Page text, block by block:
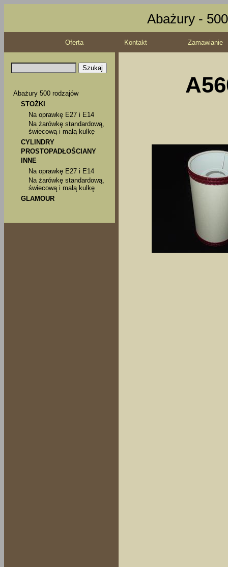
Abażury -
Oferta Kontakt Zamawianie
Abażury 500 rodzajów
STOŻKI
Na oprawkę E27 i E14
Na żarówkę standardową,
świecową i małą kulkę
CYLINDRY
PROSTOPADŁOŚCIANY
INNE
Na oprawkę E27 i E14
Na żarówkę standardową,
świecową i małą kulkę
GLAMOUR